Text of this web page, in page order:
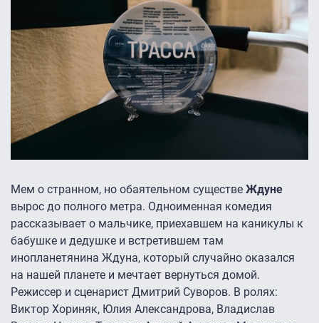
Мем о странном, но обаятельном существе Ждуне
вырос до полного метра. Одноименная комедия
рассказывает о мальчике, приехавшем на каникулы к
бабушке и дедушке и встретившем там
инопланетянина Ждуна, который случайно оказался
на нашей планете и мечтает вернуться домой.
Режиссер и сценарист Дмитрий Суворов. В ролях:
Виктор Хориняк, Юлия Александрова, Владислав